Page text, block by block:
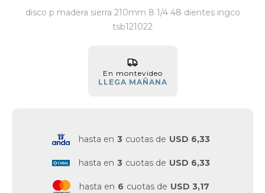
disco p madera sierra 210mm 8 1/4 48 dientes ingco
tsb121022
En montevideo
LLEGA MAÑANA
hasta en 3 cuotas de USD 6,33
hasta en 3 cuotas de USD 6,33
hasta en 6 cuotas de USD 3,17